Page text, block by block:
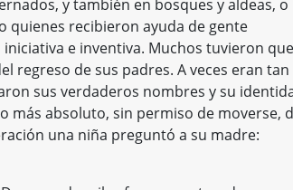
y también en bosques y aldeas, o
quienes recibieron ayuda de gente
e inventiva. Muchos tuvieron que
regreso de sus padres. A veces eran tan
sus verdaderos nombres y su
más absoluto, sin permiso de moverse,
una niña preguntó a su madre: